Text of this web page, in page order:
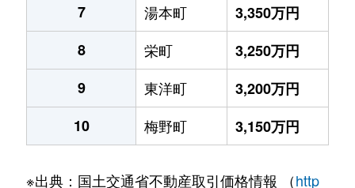
7
湯本町
3,350万円
8
栄町
3,250万円
9
東洋町
3,200万円
10
梅野町 3,150万円
※出典：国土交通省不動産取引価格情報 （http